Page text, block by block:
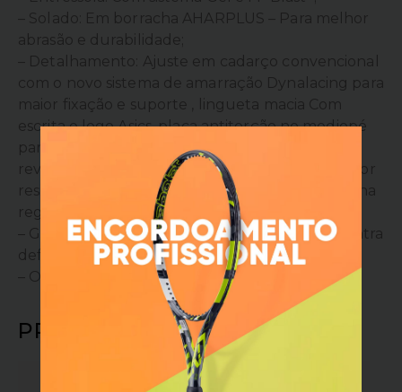
– Solado: Em borracha AHARPLUS – Para melhor
abrasão e durabilidade;
– Detalhamento: Ajuste em cadarço convencional
com o novo sistema de amarração Dynalacing para
maior fixação e suporte , lingueta macia Com
escrita e logo Asics, placa antitorção no mediopé
para maior estabilidade, logo Asics nas laterais,
revestido com material emborrachado para maior
resistência, biqueira reforçada e logo da marca na
região do calcanhar;
– Garantia do fabricante: 90 dias de garantia contra
defeitos de fabricação;
– Origem: Importado.
PRODUTOS RELACIONADOS